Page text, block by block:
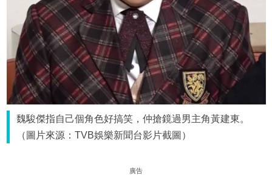
魏駿傑指自己個角色好搞笑，仲搶鏡過男主角黃建東。
（圖片來源：TVB娛樂新聞台影片截圖）
廣告